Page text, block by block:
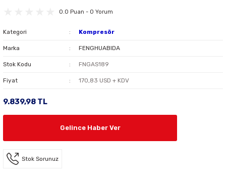
0.0 Puan - 0 Yorum
Kategori Kompresör
Marka FENGHUABIDA
Stok Kodu FNGAS189
Fiyat 170,83 USD + KDV
9.839,98 TL
Gelince Haber Ver
Stok Sorunuz